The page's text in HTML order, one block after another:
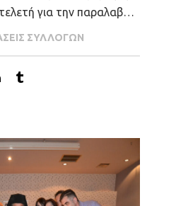
για την παραλαβή
με δύο (2) κεφαλές
από το
ΣΥΛΛΟΓΩΝ